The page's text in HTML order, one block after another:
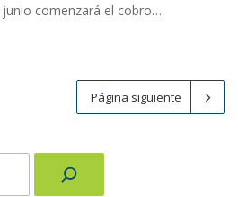
comenzará el cobro…
Página siguiente